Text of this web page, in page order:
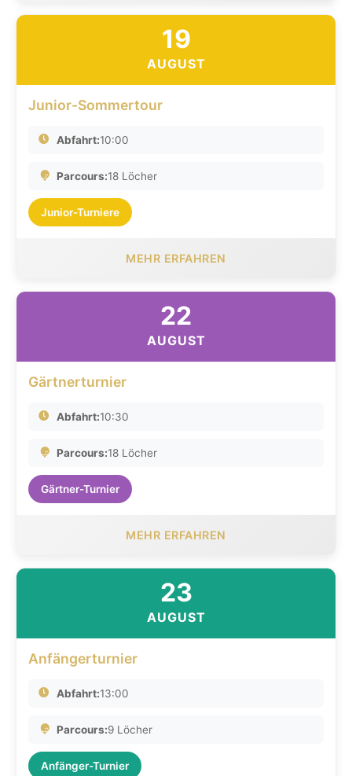
19
AUGUST
Junior-Sommertour
Abfahrt:10:00
Parcours:18 Löcher
Junior-Turniere
MEHR ERFAHREN
22
AUGUST
Gärtnerturnier
Abfahrt:10:30
Parcours:18 Löcher
Gärtner-Turnier
MEHR ERFAHREN
23
AUGUST
Anfängerturnier
Abfahrt:13:00
Parcours:9 Löcher
Anfänger-Turnier